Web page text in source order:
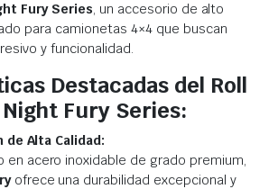
Fury Series, un accesorio de alto
para camionetas 4×4 que buscan
y funcionalidad.
Destacadas del Roll
Fury Series:
Alta Calidad:
en acero inoxidable de grado premium,
ofrece una durabilidad excepcional y